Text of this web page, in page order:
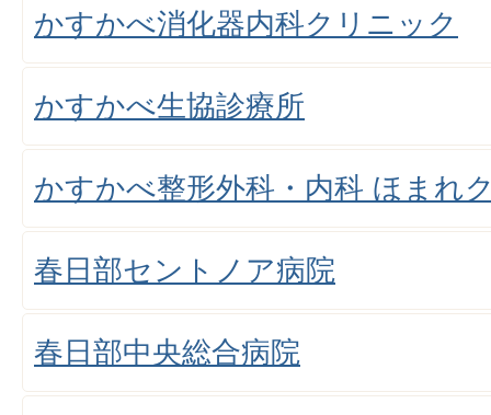
かすかべ消化器内科クリニック
かすかべ生協診療所
かすかべ整形外科・内科 ほまれ
春日部セントノア病院
春日部中央総合病院